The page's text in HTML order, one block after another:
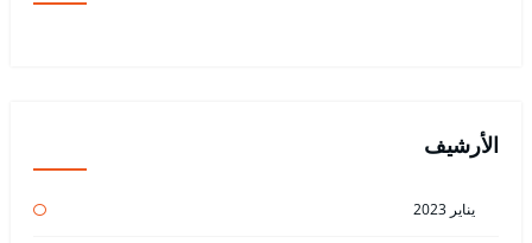
الأرشيف
يناير 2023